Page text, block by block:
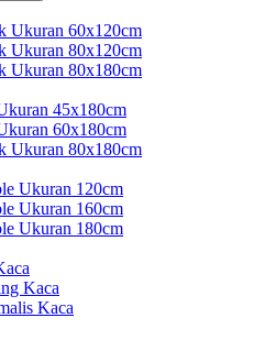
Ukuran 60x120cm
Ukuran 80x120cm
Ukuran 80x180cm
45x180cm
60x180cm
Ukuran 80x180cm
Ukuran 120cm
Ukuran 160cm
Ukuran 180cm
Kaca
Kaca